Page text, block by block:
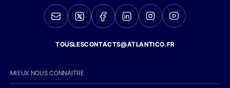
TOUSLESCONTACTS@ATLANTICO.FR
MIEUX NOUS CONNAITRE